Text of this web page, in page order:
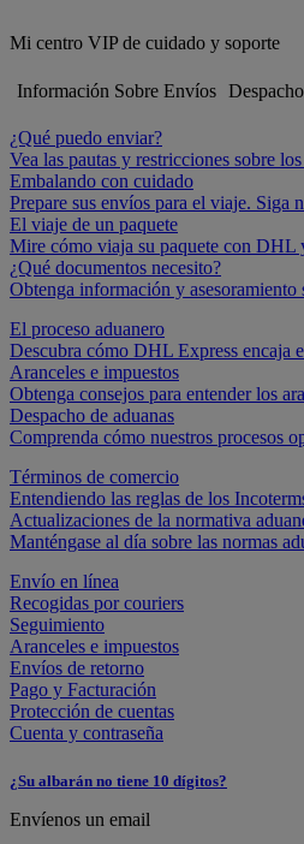
Mi centro VIP de cuidado y soporte
Información Sobre Envíos
¿Qué puedo enviar?
Vea las pautas y restricciones sobre
Embalando con cuidado
Prepare sus envíos para el viaje. Siga
El viaje de un paquete
Mire cómo viaja su paquete con DHL
¿Qué documentos necesito?
Obtenga información y asesoramiento
El proceso aduanero
Descubra cómo DHL Express encaja
Aranceles e impuestos
Obtenga consejos para entender los
Despacho de aduanas
Comprenda cómo nuestros procesos
Términos de comercio
Entendiendo las reglas de los
Actualizaciones de la normativa
Manténgase al día sobre las normas
Envío en línea
Recogidas por couriers
Seguimiento
Aranceles e impuestos
Envíos de retorno
Pago y Facturación
Protección de cuentas
Cuenta y contraseña
¿Su albarán no tiene 10 dígitos?
Envíenos un email